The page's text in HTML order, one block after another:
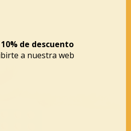
10% de descuento
a nuestra web